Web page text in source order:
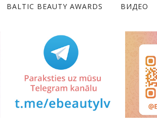
BALTIC BEAUTY AWARDS ВИДЕО